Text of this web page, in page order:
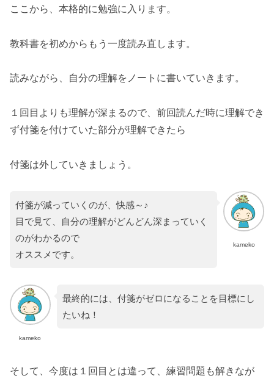
ここから、本格的に勉強に入ります。
教科書を初めからもう一度読み直します。
読みながら、自分の理解をノートに書いていきます。
１回目よりも理解が深まるので、前回読んだ時に理解でき
ず付箋を付けていた部分が理解できたら
付箋は外していきましょう。
kameko
付箋が減っていくのが、快感～♪
目で見て、自分の理解がどんどん深まっていく
のがわかるので
オススメです。
kameko
最終的には、付箋がゼロになることを目標にし
たいね！
そして、今度は１回目とは違って、練習問題も解きなが